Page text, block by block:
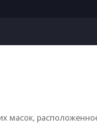
масок,